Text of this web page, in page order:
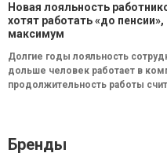
Новая лояльность
хотят работать «до
максимум
Долгие годы лояльность
дольше человек работает в
продолжительность работы
Бренды